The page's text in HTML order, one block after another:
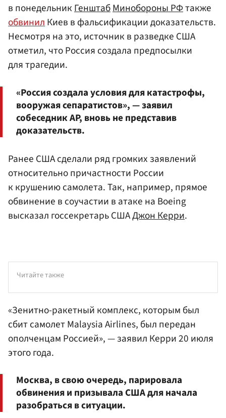
в понедельникГенштабМинобороны РФтакже
обвинилКиев в фальсификации доказательств.
Несмотря на это, источник в разведке США
отметил, что Россия создала предпосылки
для трагедии.
«Россия создала условия для катастрофы,
вооружая сепаратистов», — заявил
собеседник AP, вновь не представив
доказательств.
Ранее США сделали ряд громких заявлений
относительно причастности России
к крушению самолета. Так, например, прямое
обвинение в соучастии в атаке на Boeing
высказал госсекретарь СШАДжон Керри.
Читайте также
«Зенитно-ракетный комплекс, которым был
сбит самолет Malaysia Airlines, был передан
ополченцам Россией», — заявил Керри 20 июля
этого года.
Москва, в свою очередь, парировала
обвинения и призывала США для начала
разобраться в ситуации.